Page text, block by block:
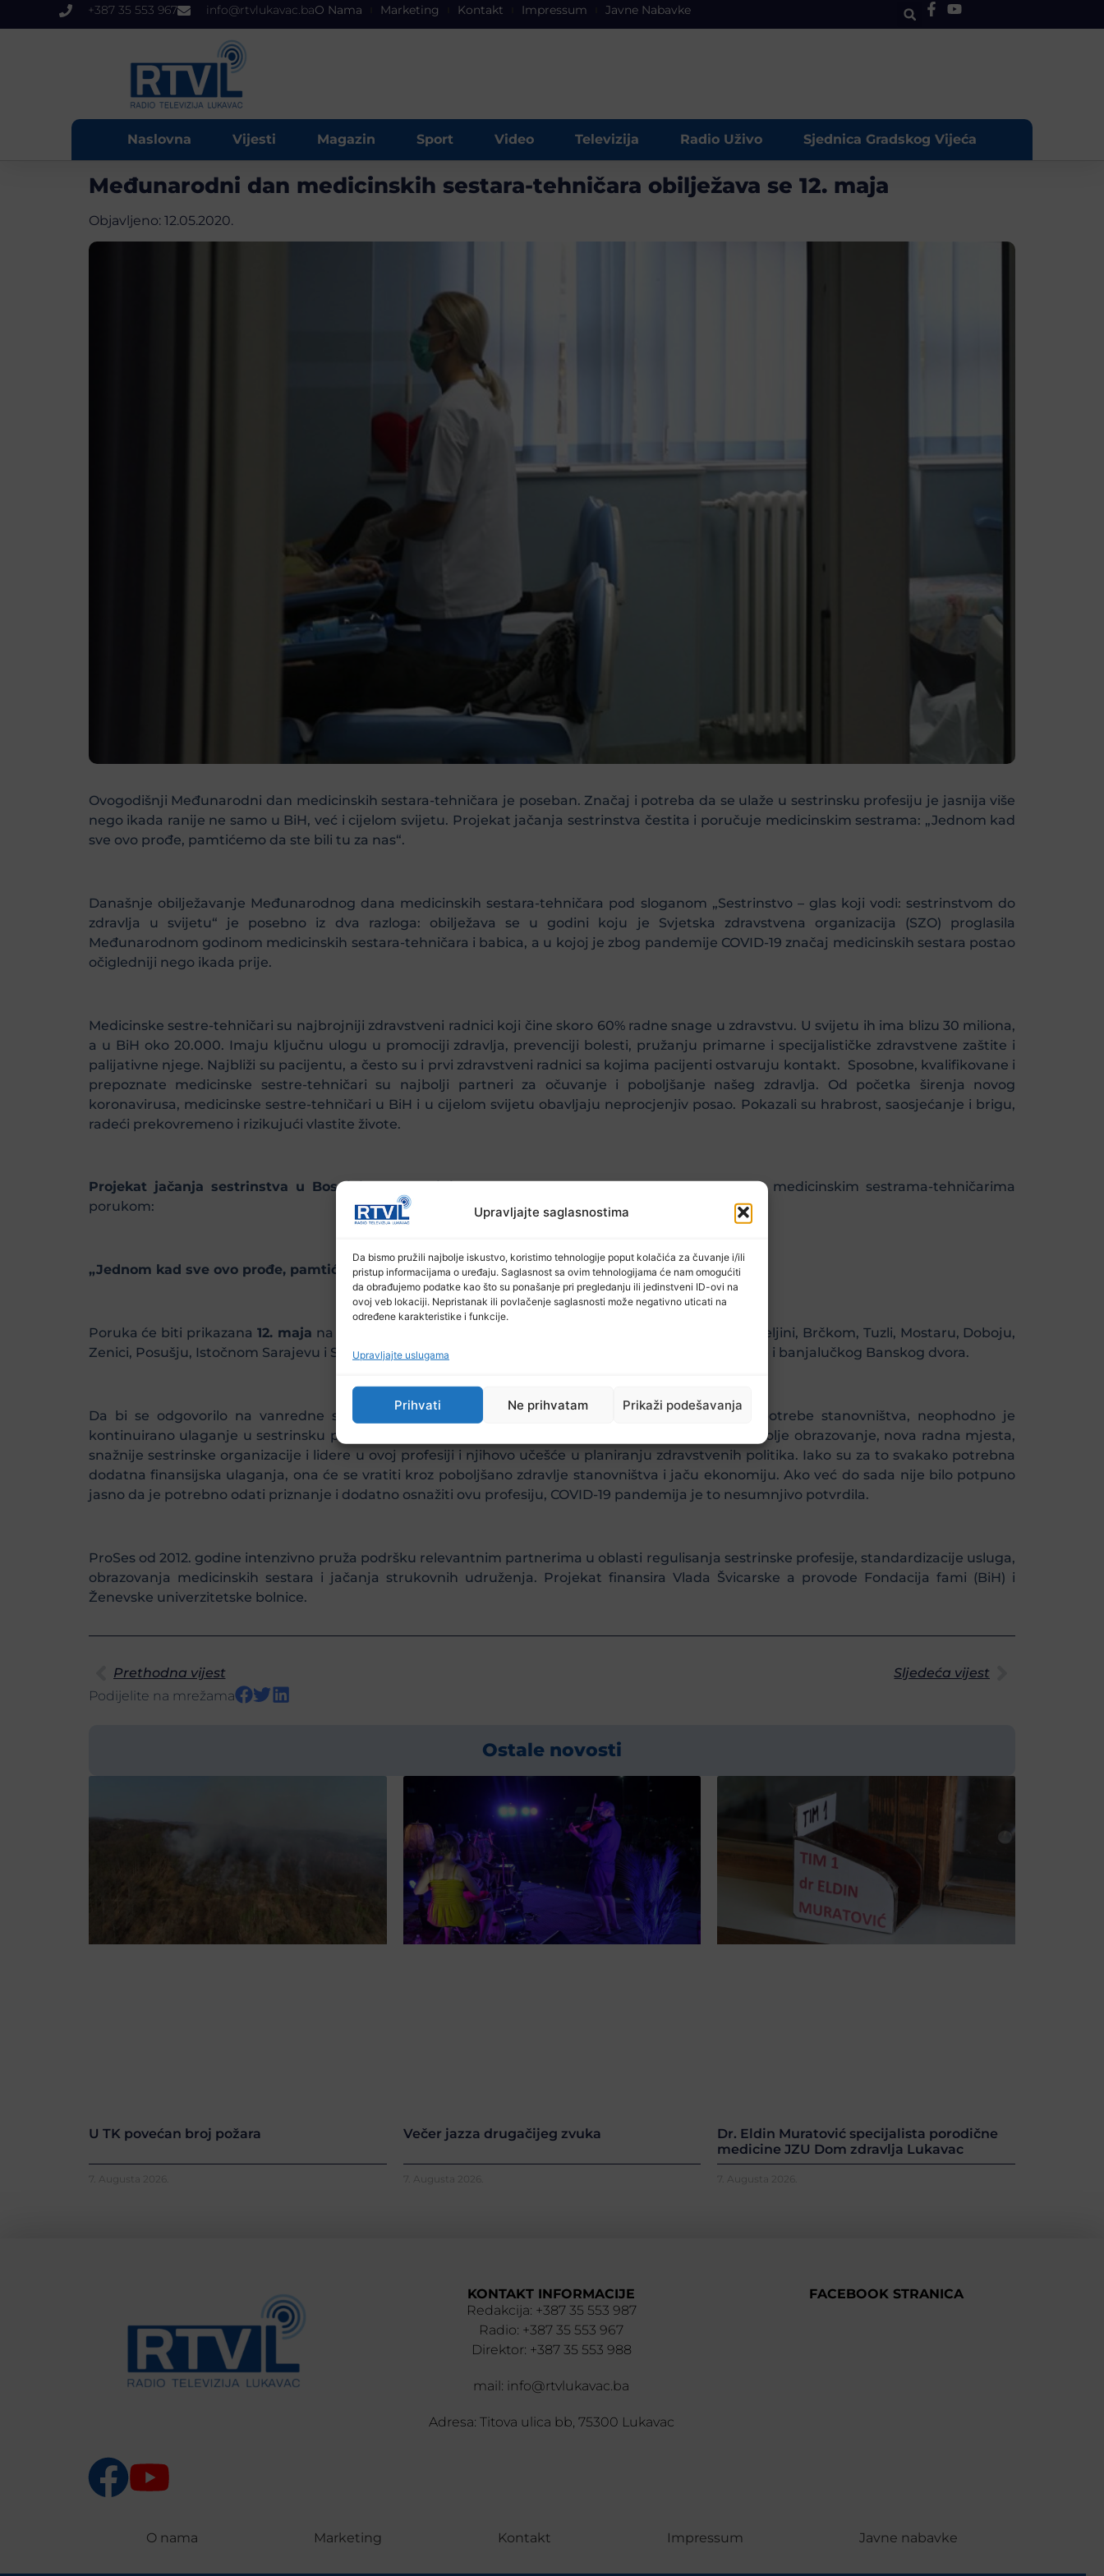
Upravljajte saglasnostima
Da bismo pružili najbolje iskustvo, koristimo tehnologije poput kolačića za čuvanje i/ili
pristup informacijama o uređaju. Saglasnost sa ovim tehnologijama će nam omogućiti
da obrađujemo podatke kao što su ponašanje pri pregledanju ili jedinstveni ID-ovi na
ovoj veb lokaciji. Nepristanak ili povlačenje saglasnosti može negativno uticati na
određene karakteristike i funkcije.
Upravljajte uslugama
Prihvati Ne prihvatam Prikaži podešavanja
+387 35 553 967 info@rtvlukavac.baO Nama Marketing Kontakt Impressum Javne Nabavke
Naslovna Vijesti Magazin Sport Video Televizija Radio Uživo Sjednica Gradskog Vijeća
Međunarodni dan medicinskih sestara-tehničara obilježava se 12. maja
Objavljeno: 12.05.2020.
Ovogodišnji Međunarodni dan medicinskih sestara-tehničara je poseban. Značaj i potreba da se ulaže u sestrinsku profesiju je jasnija više
nego ikada ranije ne samo u BiH, već i cijelom svijetu. Projekat jačanja sestrinstva čestita i poručuje medicinskim sestrama: „Jednom kad
sve ovo prođe, pamtićemo da ste bili tu za nas“.
Današnje obilježavanje Međunarodnog dana medicinskih sestara-tehničara pod sloganom „Sestrinstvo – glas koji vodi: sestrinstvom do
zdravlja u svijetu“ je posebno iz dva razloga: obilježava se u godini koju je Svjetska zdravstvena organizacija (SZO) proglasila
Međunarodnom godinom medicinskih sestara-tehničara i babica, a u kojoj je zbog pandemije COVID-19 značaj medicinskih sestara postao
očigledniji nego ikada prije.
Medicinske sestre-tehničari su najbrojniji zdravstveni radnici koji čine skoro 60% radne snage u zdravstvu. U svijetu ih ima blizu 30 miliona,
a u BiH oko 20.000. Imaju ključnu ulogu u promociji zdravlja, prevenciji bolesti, pružanju primarne i specijalističke zdravstvene zaštite i
palijativne njege. Najbliži su pacijentu, a često su i prvi zdravstveni radnici sa kojima pacijenti ostvaruju kontakt. Sposobne, kvalifikovane i
prepoznate medicinske sestre-tehničari su najbolji partneri za očuvanje i poboljšanje našeg zdravlja. Od početka širenja novog
koronavirusa, medicinske sestre-tehničari u BiH i u cijelom svijetu obavljaju neprocjenjiv posao. Pokazali su hrabrost, saosjećanje i brigu,
radeći prekovremeno i rizikujući vlastite živote.
Projekat jačanja sestrinstva u Bosni i Hercegovini (ProSes)
čestita, zahvaljuje i pruža podršku medicinskim sestrama-tehničarima
porukom:
„Jednom kad sve ovo prođe, pamtićemo da ste bili tu za nas“.
Poruka će biti prikazana12. maja na LED ekranima tržnih centara i reklamnih panoa u Banjaluci, Bijeljini, Brčkom, Tuzli, Mostaru, Doboju,
Zenici, Posušju, Istočnom Sarajevu i Sarajevu, te video projekcijama na fasadi sarajevske Opće bolnice i banjalučkog Banskog dvora.
Da bi se odgovorilo na vanredne situacije kao što je trenutna, kao i na rastuće zdravstvene potrebe stanovništva, neophodno je
kontinuirano ulaganje u sestrinsku profesiju. To podrazumijeva poboljšanje položaja i uslova rada, bolje obrazovanje, nova radna mjesta,
snažnije sestrinske organizacije i lidere u ovoj profesiji i njihovo učešće u planiranju zdravstvenih politika. Iako su za to svakako potrebna
dodatna finansijska ulaganja, ona će se vratiti kroz poboljšano zdravlje stanovništva i jaču ekonomiju. Ako već do sada nije bilo potpuno
jasno da je potrebno odati priznanje i dodatno osnažiti ovu profesiju, COVID-19 pandemija je to nesumnjivo potvrdila.
ProSes od 2012. godine intenzivno pruža podršku relevantnim partnerima u oblasti regulisanja sestrinske profesije, standardizacije usluga,
obrazovanja medicinskih sestara i jačanja strukovnih udruženja. Projekat finansira Vlada Švicarske a provode Fondacija fami (BiH) i
Ženevske univerzitetske bolnice.
Prethodna vijest
Sljedeća vijest
Podijelite na mrežama
Ostale novosti
U TK povećan broj požara
7. Augusta 2026.
Večer jazza drugačijeg zvuka
7. Augusta 2026.
Dr. Eldin Muratović specijalista porodične
medicine JZU Dom zdravlja Lukavac
7. Augusta 2026.
KONTAKT INFORMACIJE
Redakcija: +387 35 553 987
Radio: +387 35 553 967
Direktor: +387 35 553 988
mail: info@rtvlukavac.ba
Adresa: Titova ulica bb, 75300 Lukavac
FACEBOOK STRANICA
O nama Marketing Kontakt Impressum Javne nabavke